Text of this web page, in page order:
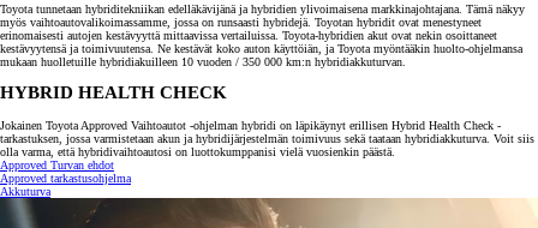
Toyota tunnetaan hybriditekniikan edelläkävijänä ja hybridien ylivoimaisena markkinajohtajana. Tämä näkyy
myös vaihtoautovalikoimassamme, jossa on runsaasti hybridejä. Toyotan hybridit ovat menestyneet
erinomaisesti autojen kestävyyttä mittaavissa vertailuissa. Toyota-hybridien akut ovat nekin osoittaneet
kestävyytensä ja toimivuutensa. Ne kestävät koko auton käyttöiän, ja Toyota myöntääkin huolto-ohjelmansa
mukaan huolletuille hybridiakuilleen 10 vuoden / 350 000 km:n hybridiakkuturvan.
HYBRID HEALTH CHECK
Jokainen Toyota Approved Vaihtoautot -ohjelman hybridi on läpikäynyt erillisen Hybrid Health Check -
tarkastuksen, jossa varmistetaan akun ja hybridijärjestelmän toimivuus sekä taataan hybridiakkuturva. Voit siis
olla varma, että hybridivaihtoautosi on luottokumppanisi vielä vuosienkin päästä.
Approved Turvan ehdot
Approved tarkastusohjelma
Akkuturva